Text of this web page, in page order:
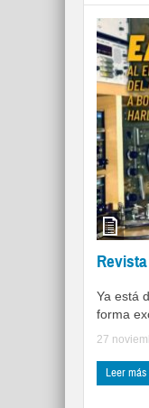
Ya está
forma
27
Leer más